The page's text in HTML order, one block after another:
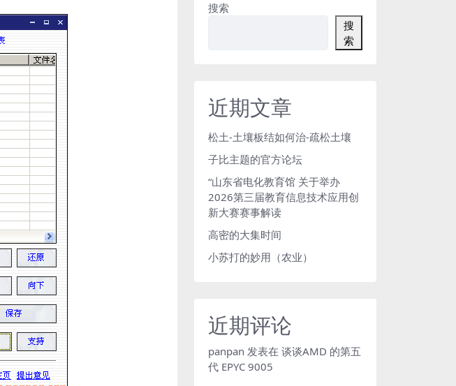
搜索
搜
索
近期文章
松土-土壤板结如何治-疏松土壤
子比主题的官方论坛
“山东省电化教育馆 关于举办
2026第三届教育信息技术应用创
新大赛赛事解读
高密的大集时间
小苏打的妙用（农业）
近期评论
panpan 发表在 谈谈AMD 的第五
代 EPYC 9005